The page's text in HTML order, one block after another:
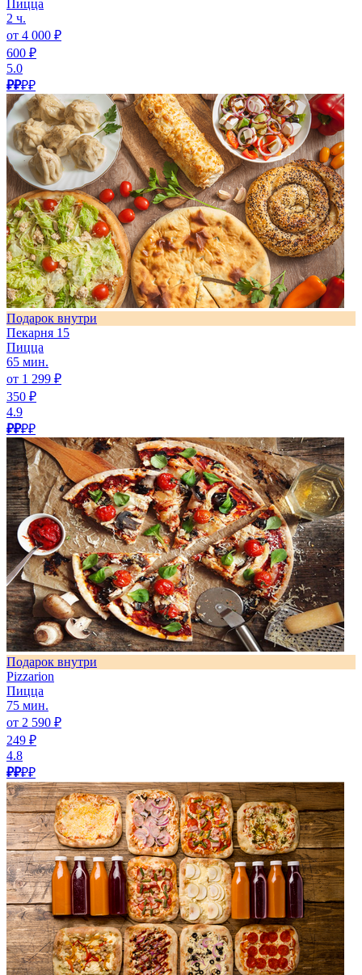
Пицца
2 ч.
от 4 000 ₽
600 ₽
5.0
₽₽₽₽
Подарок внутри
Пекарня 15
Пицца
65 мин.
от 1 299 ₽
350 ₽
4.9
₽₽₽₽
Подарок внутри
Pizzarion
Пицца
75 мин.
от 2 590 ₽
249 ₽
4.8
₽₽₽₽